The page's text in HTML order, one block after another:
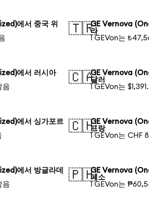
에서 중국 위
🇹🇷GE Vernova
라
1 GEVon는
에서 러시아
음
🇨🇦GE Vernova
달러
1 GEVon는
에서 싱가포르
🇨🇭GE Vernova
프랑
1 GEVon는 CHF
에서 방글라데
음
🇵🇭GE Vernova
페소
1 GEVon는